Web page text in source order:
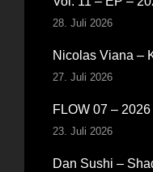
28. Juli 2026
Nicolas Viana –
27. Juli 2026
FLOW 07 –
23. Juli 2026
Dan Sushi –